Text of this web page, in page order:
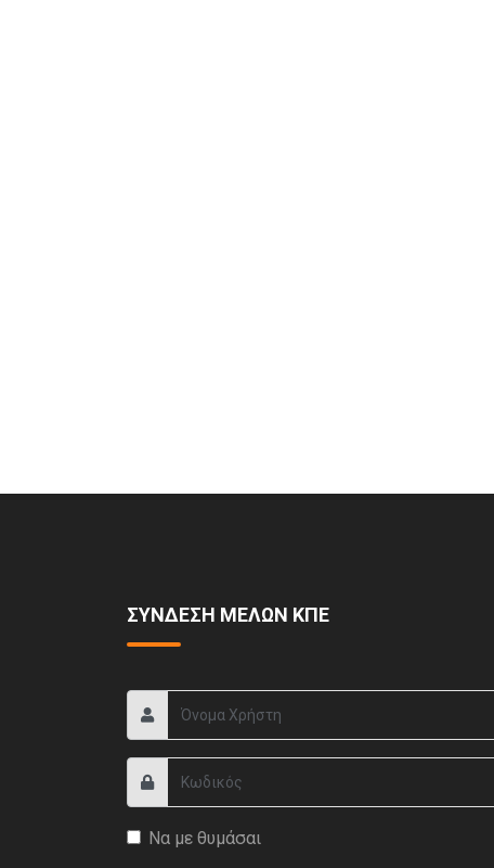
ΣΥΝΔΕΣΗ ΜΕΛΩΝ ΚΠΕ
Να με θυμάσαι